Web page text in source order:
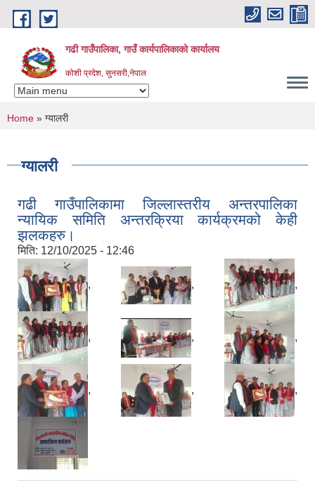
Skip to main content
गढी गाउँपालिका, गाउँ कार्यपालिकाको कार्यालय
कोशी प्रदेश, सुनसरी,नेपाल
You are here
Home » ग्यालरी
ग्यालरी
गढी गाउँपालिकामा जिल्लास्तरीय अन्तरपालिका
न्यायिक समिति अन्तरक्रिया कार्यक्रमको केही
झलकहरु।
मिति: 12/10/2025 - 12:46
, , ,
, , ,
, , ,